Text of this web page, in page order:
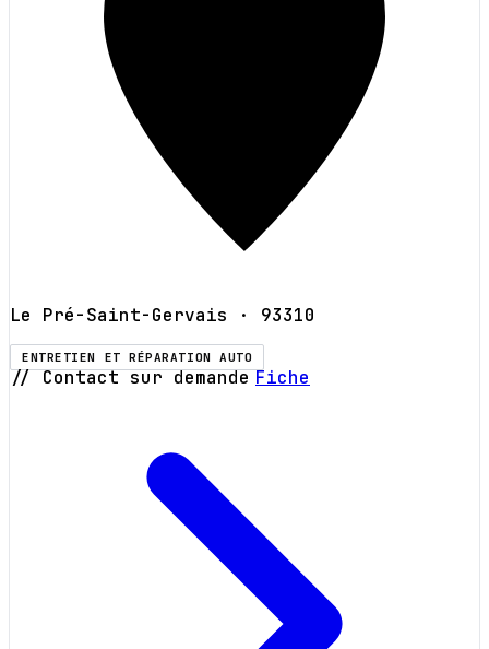
Le Pré-Saint-Gervais · 93310
ENTRETIEN ET RÉPARATION AUTO
// Contact sur demande Fiche